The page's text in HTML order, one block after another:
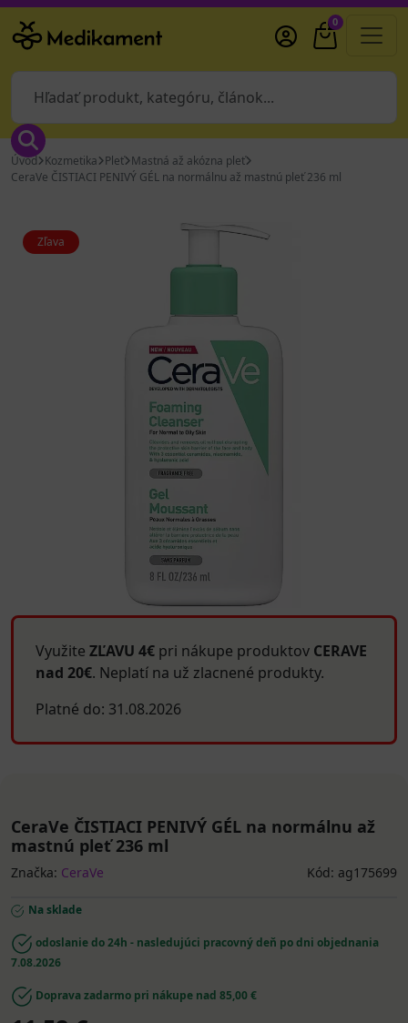
0
Úvod Kozmetika Pleť Mastná až akózna pleť
CeraVe ČISTIACI PENIVÝ GÉL na normálnu až mastnú pleť 236 ml
Využite ZĽAVU 4€ pri nákupe produktov CERAVE
nad 20€. Neplatí na už zlacnené produkty.
Platné do: 31.08.2026
Zľava
CeraVe ČISTIACI PENIVÝ GÉL na normálnu až
mastnú pleť 236 ml
Značka: CeraVe Kód: ag175699
Na sklade
odoslanie do 24h - nasledujúci pracovný deň po dni objednania
7.08.2026
Doprava zadarmo pri nákupe nad 85,00 €